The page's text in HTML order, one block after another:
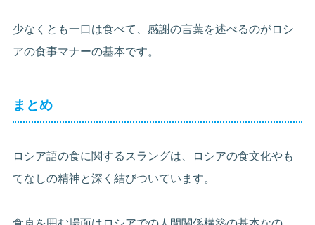
少なくとも一口は食べて、感謝の言葉を述べるのがロシ
アの食事マナーの基本です。
まとめ
ロシア語の食に関するスラングは、ロシアの食文化やも
てなしの精神と深く結びついています。